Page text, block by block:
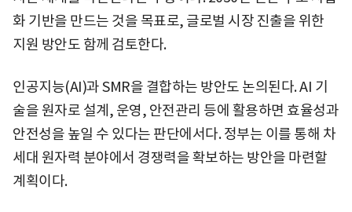
화 기반을 만드는 것을 목표로, 글로벌 시장 진출을 위한
지원 방안도 함께 검토한다.
인공지능(AI)과 SMR을 결합하는 방안도 논의된다. AI 기
술을 원자로 설계, 운영, 안전관리 등에 활용하면 효율성과
안전성을 높일 수 있다는 판단에서다. 정부는 이를 통해 차
세대 원자력 분야에서 경쟁력을 확보하는 방안을 마련할
계획이다.